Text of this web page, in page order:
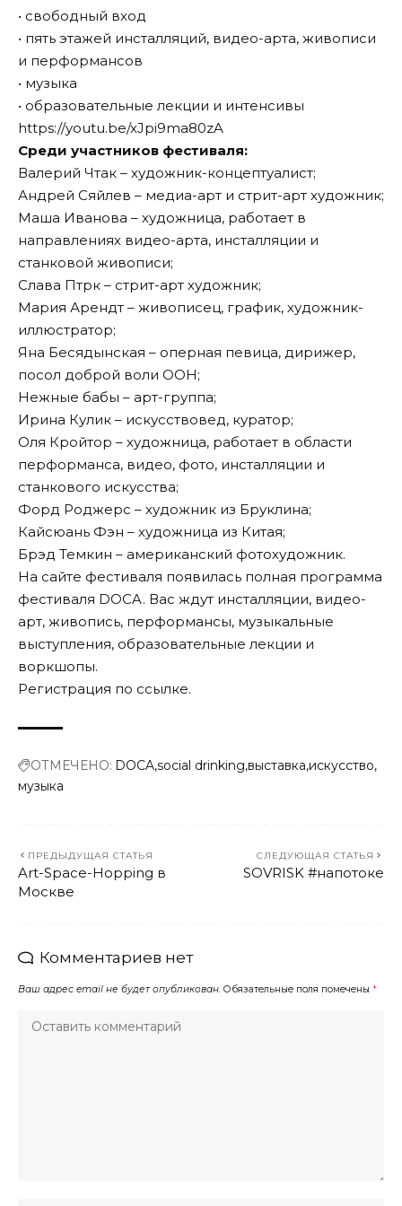
• свободный вход
• пять этажей инсталляций, видео-арта, живописи
и перформансов
• музыка
• образовательные лекции и интенсивы
https://youtu.be/xJpi9ma80zA
Среди участников фестиваля:
Валерий Чтак – художник-концептуалист;
Андрей Сяйлев – медиа-арт и стрит-арт художник;
Маша Иванова – художница, работает в
направлениях видео-арта, инсталляции и
станковой живописи;
Слава Птрк – стрит-арт художник;
Мария Арендт – живописец, график, художник-
иллюстратор;
Яна Бесядынская – оперная певица, дирижер,
посол доброй воли ООН;
Нежные бабы – арт-группа;
Ирина Кулик – искусствовед, куратор;
Оля Кройтор – художница, работает в области
перформанса, видео, фото, инсталляции и
станкового искусства;
Форд Роджерс – художник из Бруклина;
Кайсюань Фэн – художница из Китая;
Брэд Темкин – американский фотохудожник.
На сайте фестиваля появилась полная программа
фестиваля DOCA. Вас ждут инсталляции, видео-
арт, живопись, перформансы, музыкальные
выступления, образовательные лекции и
воркшопы.
Регистрация по ссылке.
ОТМЕЧЕНО: DOCAsocial drinking выставка искусство
музыка
ПРЕДЫДУЩАЯ СТАТЬЯ
Art-Space-Hopping в
Москве
СЛЕДУЮЩАЯ СТАТЬЯ
SOVRISK #напотоке
Комментариев нет
Ваш адрес email не будет опубликован. Обязательные поля помечены *